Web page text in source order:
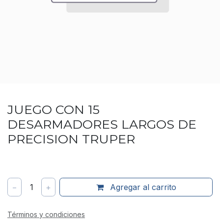
JUEGO CON 15
DESARMADORES LARGOS DE
PRECISION TRUPER
− 1 + Agregar al carrito
Términos y condiciones